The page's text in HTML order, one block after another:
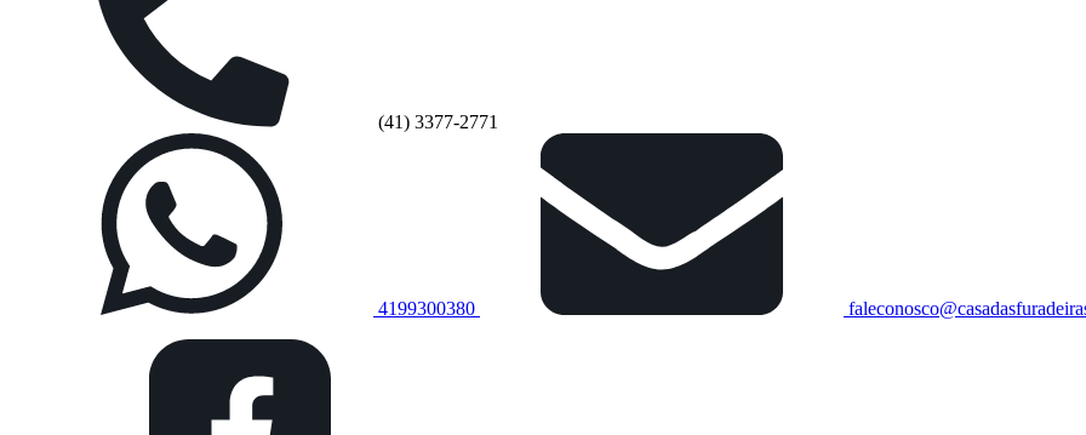
(41) 3377-2771
4199300380